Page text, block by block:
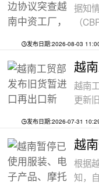
据知
（
发布日期:2026-08-03
越南
更新
发布日期:2026-07-31
根据
知，